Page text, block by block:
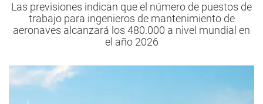
Las previsiones indican que el número de puestos de
trabajo para ingenieros de mantenimiento de
aeronaves alcanzará los 480.000 a nivel mundial en
el año 2026